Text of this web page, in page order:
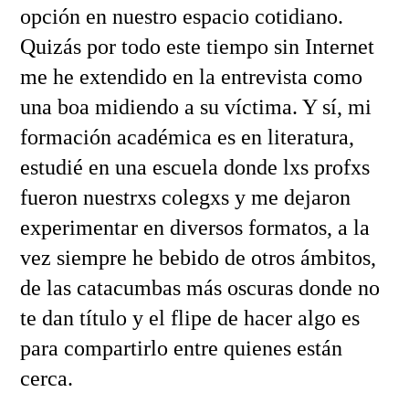
opción en nuestro espacio cotidiano.
Quizás por todo este tiempo sin Internet
me he extendido en la entrevista como
una boa midiendo a su víctima. Y sí, mi
formación académica es en literatura,
estudié en una escuela donde lxs profxs
fueron nuestrxs colegxs y me dejaron
experimentar en diversos formatos, a la
vez siempre he bebido de otros ámbitos,
de las catacumbas más oscuras donde no
te dan título y el flipe de hacer algo es
para compartirlo entre quienes están
cerca.